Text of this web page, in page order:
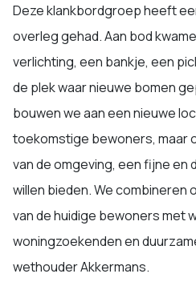
Deze klankbordgroep heeft
overleg gehad. Aan bod
verlichting, een bankje, een
de plek waar nieuwe bomen
bouwen we aan een nieuwe
toekomstige bewoners, maar
van de omgeving, een fijne en
willen bieden. We combineren
van de huidige bewoners met
woningzoekenden en
wethouder Akkermans.